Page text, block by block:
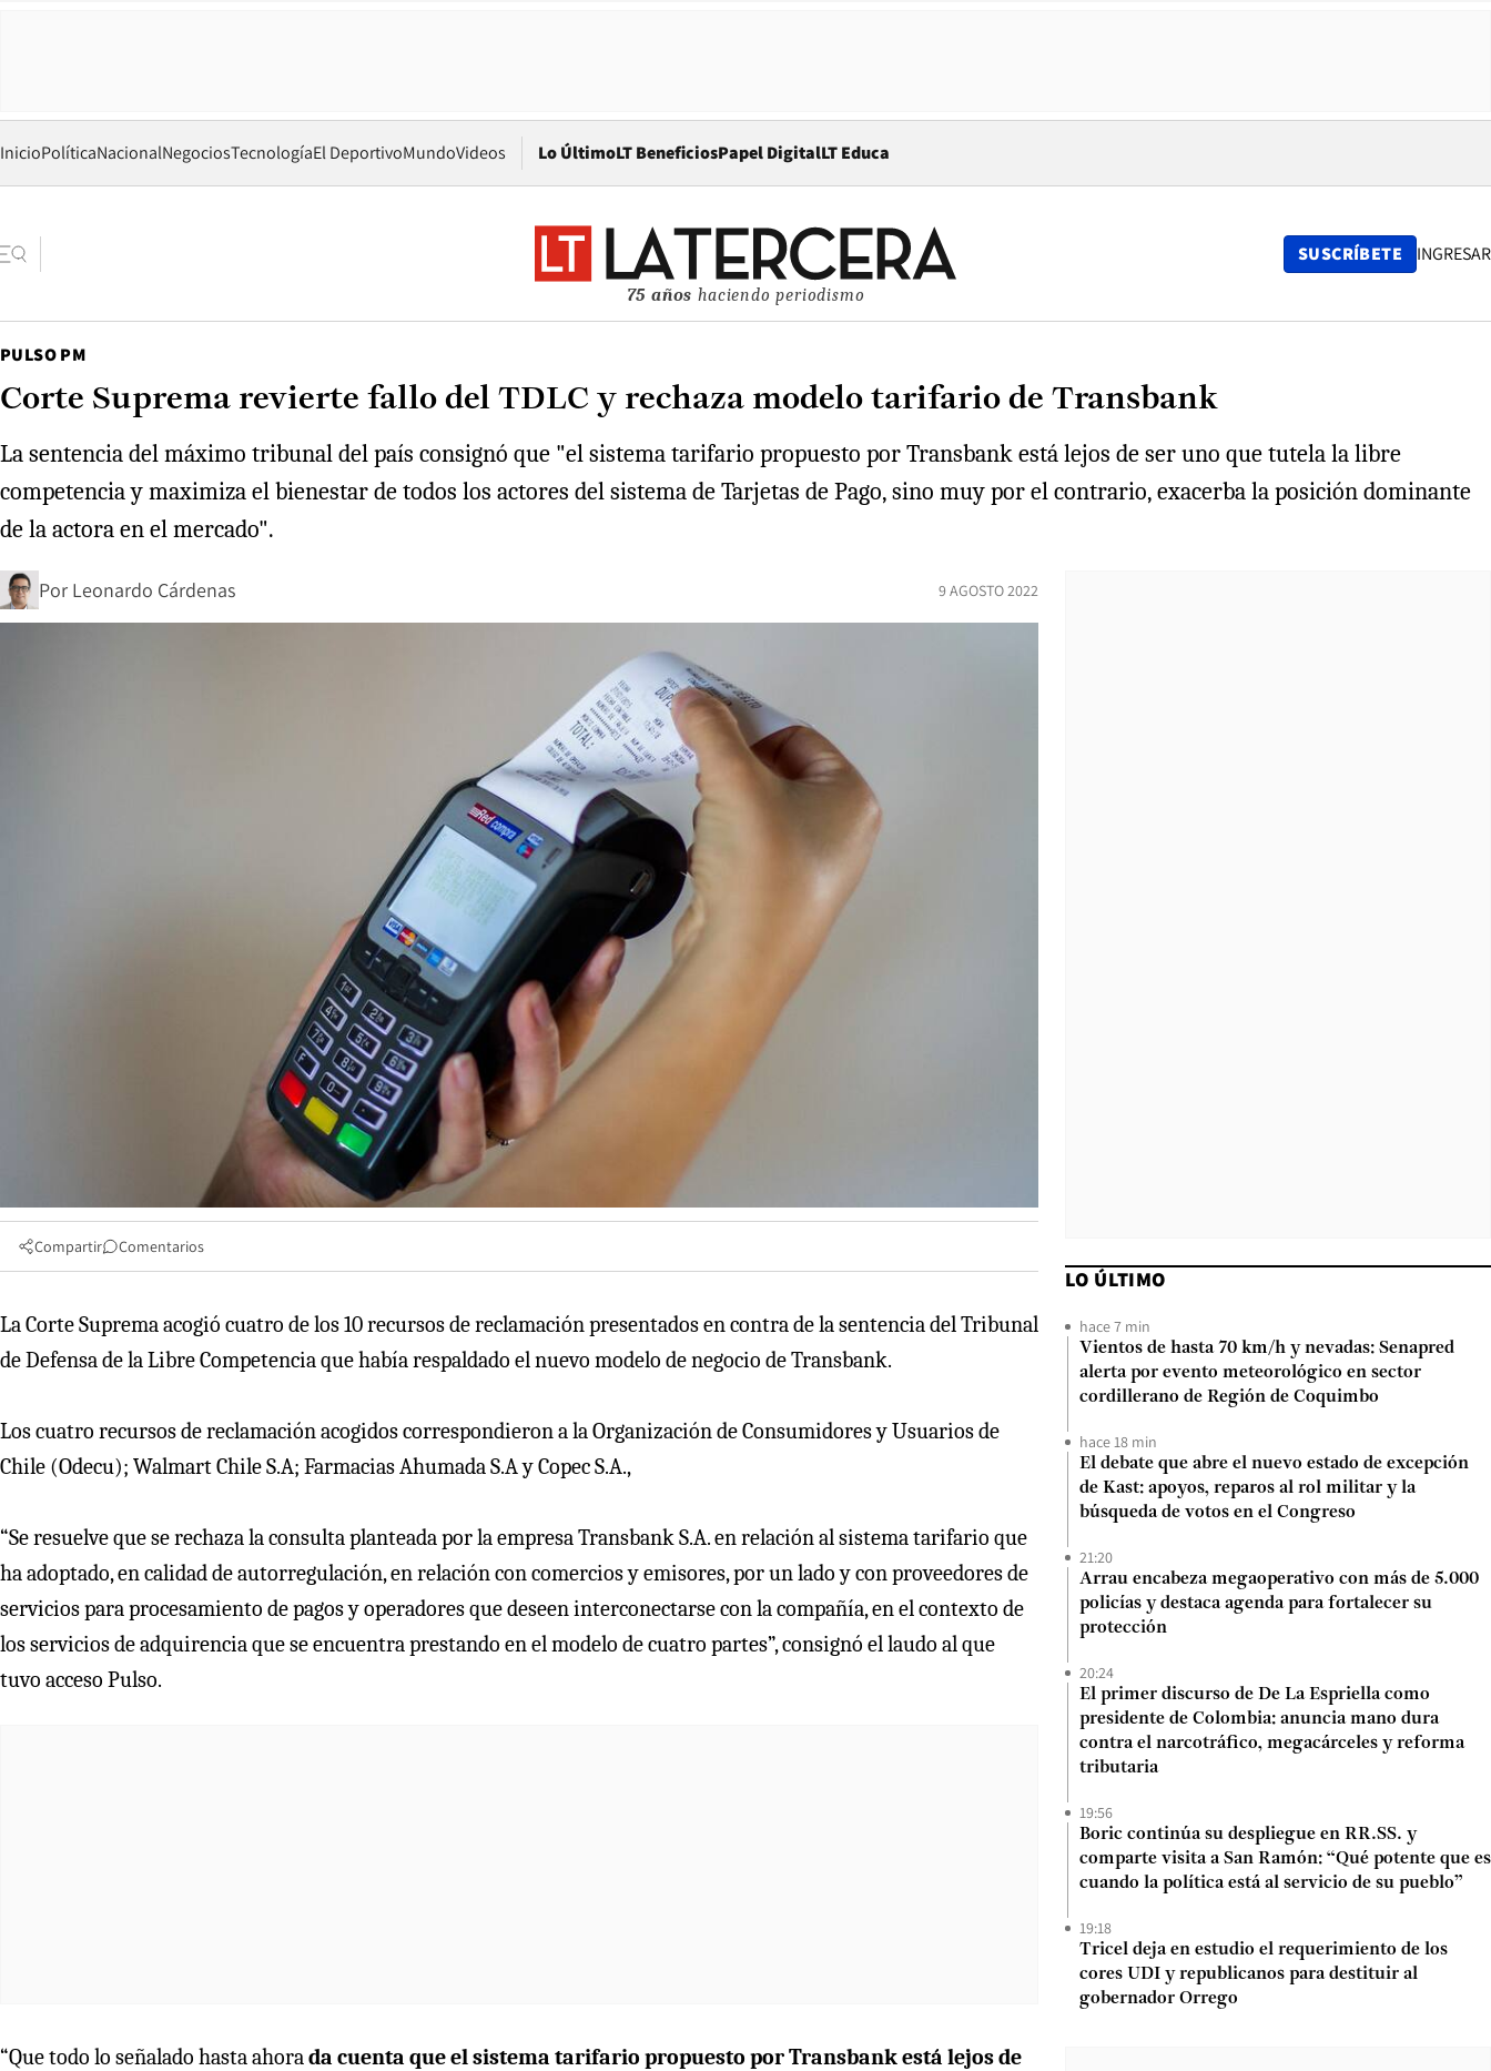
InicioPolíticaNacionalNegociosTecnologíaEl DeportivoMundoVideos Lo ÚltimoLT BeneficiosPapel DigitalOpens in new window
LT Educa
75 años haciendo periodismo
SUSCRÍBETE INGRESAR
PULSO PM
Corte Suprema revierte fallo del TDLC y rechaza modelo tarifario de Transbank
La sentencia del máximo tribunal del país consignó que "el sistema tarifario propuesto por Transbank está lejos de ser uno que tutela la libre
competencia y maximiza el bienestar de todos los actores del sistema de Tarjetas de Pago, sino muy por el contrario, exacerba la posición dominante
de la actora en el mercado".
Por Leonardo Cárdenas 9 AGOSTO 2022
Compartir Comentarios
La Corte Suprema acogió cuatro de los 10 recursos de reclamación presentados en contra de la sentencia del Tribunal
de Defensa de la Libre Competencia que había respaldado el nuevo modelo de negocio de Transbank.
Los cuatro recursos de reclamación acogidos correspondieron a la Organización de Consumidores y Usuarios de
Chile (Odecu); Walmart Chile S.A; Farmacias Ahumada S.A y Copec S.A.,
“Se resuelve que se rechaza la consulta planteada por la empresa Transbank S.A. en relación al sistema tarifario que
ha adoptado, en calidad de autorregulación, en relación con comercios y emisores, por un lado y con proveedores de
servicios para procesamiento de pagos y operadores que deseen interconectarse con la compañía, en el contexto de
los servicios de adquirencia que se encuentra prestando en el modelo de cuatro partes”, consignó el laudo al que
tuvo acceso Pulso.
“Que todo lo señalado hasta ahorada cuenta que el sistema tarifario propuesto por Transbank está lejos de
LO ÚLTIMO
hace 7 min
Vientos de hasta 70 km/h y nevadas: Senapred
alerta por evento meteorológico en sector
cordillerano de Región de Coquimbo
hace 18 min
El debate que abre el nuevo estado de excepción
de Kast: apoyos, reparos al rol militar y la
búsqueda de votos en el Congreso
21:20
Arrau encabeza megaoperativo con más de 5.000
policías y destaca agenda para fortalecer su
protección
20:24
El primer discurso de De La Espriella como
presidente de Colombia: anuncia mano dura
contra el narcotráfico, megacárceles y reforma
tributaria
19:56
Boric continúa su despliegue en RR.SS. y
comparte visita a San Ramón: “Qué potente que es
cuando la política está al servicio de su pueblo”
19:18
Tricel deja en estudio el requerimiento de los
cores UDI y republicanos para destituir al
gobernador Orrego